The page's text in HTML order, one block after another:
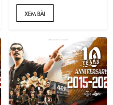
Độ tuổi v&agrave;ng để học
nghề t&oacute;c l&agrave;
bao nhi&ecirc;u? 15 tuổi
được kh&ocirc;ng?
Ph&acirc;n t&iacute;ch lợi
thế của từng độ tuổi
v&agrave; lộ tr&igrave;nh
đ&agrave;o tạo Barber
chuy&ecirc;n nghiệp tại
4RAU ACADEMY. &nbsp;
XEM BÀI